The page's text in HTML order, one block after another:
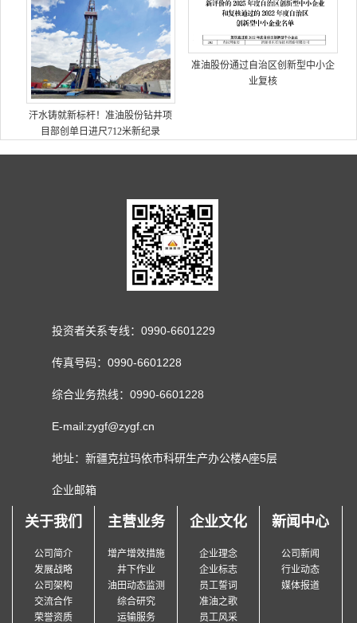
汗水铸就新标杆！准油股份钻井项
目部创单日进尺712米新纪录
准油股份通过自治区创新型中小企
业复核
投资者关系专线：0990-6601229
传真号码：0990-6601228
综合业务热线：0990-6601228
E-mail:zygf@zygf.cn
地址：新疆克拉玛依市科研生产办公楼A座5层
企业邮箱
关于我们
公司简介
发展战略
公司架构
交流合作
荣誉资质
主营业务
增产增效措施
井下作业
油田动态监测
综合研究
运输服务
企业文化
企业理念
企业标志
员工誓词
准油之歌
员工风采
新闻中心
公司新闻
行业动态
媒体报道